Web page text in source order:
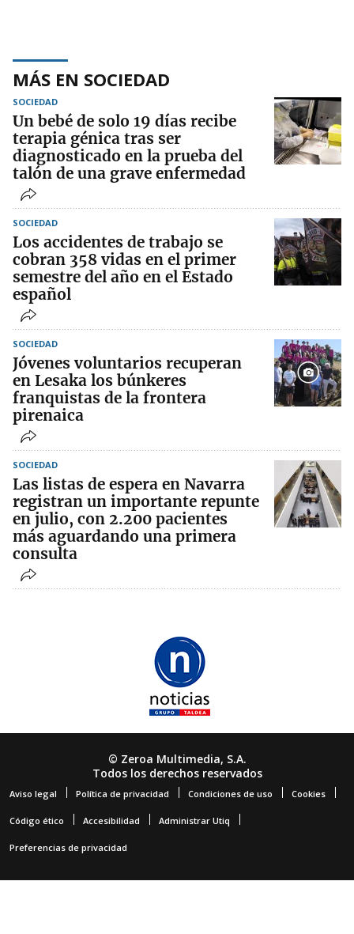
MÁS EN SOCIEDAD
SOCIEDAD
Un bebé de solo 19 días recibe
terapia génica tras ser
diagnosticado en la prueba del
talón de una grave enfermedad
SOCIEDAD
Los accidentes de trabajo se
cobran 358 vidas en el primer
semestre del año en el Estado
español
SOCIEDAD
Jóvenes voluntarios recuperan
en Lesaka los búnkeres
franquistas de la frontera
pirenaica
SOCIEDAD
Las listas de espera en Navarra
registran un importante repunte
en julio, con 2.200 pacientes
más aguardando una primera
consulta
© Zeroa Multimedia, S.A.
Todos los derechos reservados
Aviso legal Política de privacidad Condiciones de uso Cookies
Código ético Accesibilidad Administrar Utiq
Preferencias de privacidad